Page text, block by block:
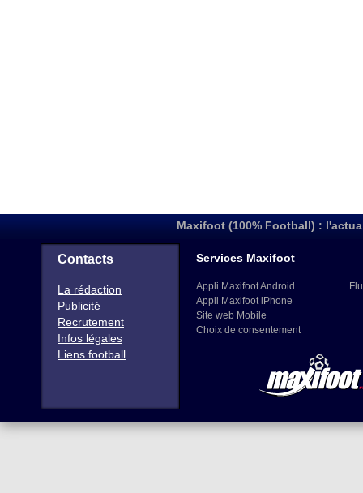
Maxifoot (100% Football) :
Contacts
La rédaction
Publicité
Recrutement
Infos légales
Liens football
Services Maxifoot
Appli Maxifoot Android
Appli Maxifoot iPhone
Site web Mobile
Choix de consentement